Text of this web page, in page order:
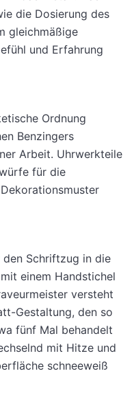
die Dosierung des
gleichmäßige
und Erfahrung
Ordnung
Benzingers
Arbeit. Uhrwerkteile
für die
Schriftzug in die
einem Handstichel
versteht
Gestaltung, den so
fünf Mal behandelt
mit Hitze und
schneeweiß